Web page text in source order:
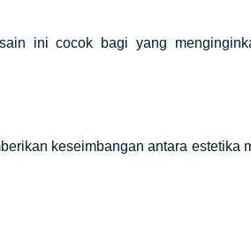
ini cocok bagi yang
keseimbangan antara estetika